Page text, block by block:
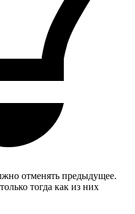
отменять предыдущее.
тогда как из них